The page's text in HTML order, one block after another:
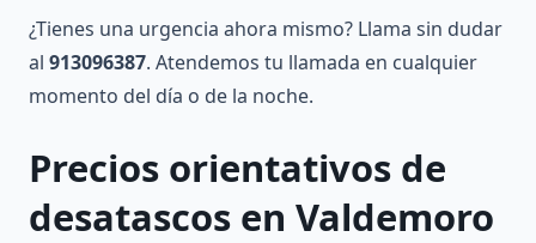
¿Tienes una urgencia ahora mismo? Llama sin dudar
al 913096387. Atendemos tu llamada en cualquier
momento del día o de la noche.
Precios orientativos de
desatascos en Valdemoro